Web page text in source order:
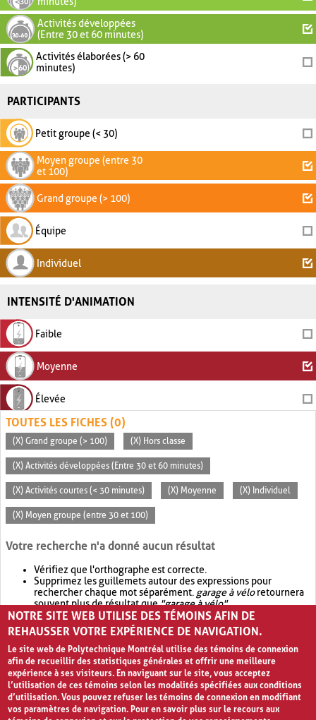
Activités développées
(Entre 30 et 60 minutes)
Activités élaborées (> 60
minutes)
PARTICIPANTS
Petit groupe (< 30)
Moyen groupe (entre 30
et 100)
Grand groupe (> 100)
Équipe
Individuel
INTENSITÉ D'ANIMATION
Faible
Moyenne
Élevée
TOUTES LES FICHES (0)
(X) Grand groupe (> 100) (X) Hors classe
(X) Activités développées (Entre 30 et 60 minutes)
(X) Activités courtes (< 30 minutes) (X) Moyenne (X) Individuel
(X) Moyen groupe (entre 30 et 100)
Votre recherche n'a donné aucun résultat
Vérifiez que l'orthographe est correcte.
Supprimez les guillemets autour des expressions pour
rechercher chaque mot séparément. garage à véloretournera
souvent plus de résultat que"garage à vélo".
Envisagez d'élargir votre recherche avec OR.garage OR vélo
retournera souvent plus de résultat quegarage à vélo
NOTRE SITE WEB UTILISE DES TÉMOINS AFIN DE
REHAUSSER VOTRE EXPÉRIENCE DE NAVIGATION.
Le site web de Polytechnique Montréal utilise des témoins de connexion
afin de recueillir des statistiques générales et offrir une meilleure
expérience à ses visiteurs. En naviguant sur le site, vous acceptez
l’utilisation de ces témoins selon les modalités spécifiées aux conditions
d’utilisation. Vous pouvez refuser les témoins de connexion en modifiant
vos paramètres de navigation. Pour en savoir plus sur le recours aux